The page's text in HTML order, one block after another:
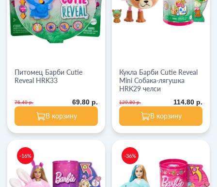
Питомец Барби Cutie
Reveal HRK33
76.40 р. 69.80 р.
В корзину
Кукла Барби Cutie Reveal
Mini Собака-лягушка
HRK29 челси
129.80 р. 114.80 р.
В корзину
-16% -36%